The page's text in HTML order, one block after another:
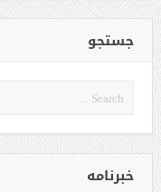
جستجو
خبرنامه